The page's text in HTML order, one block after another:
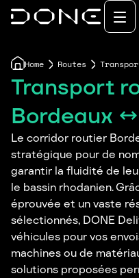
Home Routes
Transport
Bordeaux
Le corridor routier
stratégique pour de
garantir la fluidité de
le bassin rhodanien.
éprouvée et un vaste
sélectionnés, DONE
véhicules pour vos
machines ou de
solutions proposées